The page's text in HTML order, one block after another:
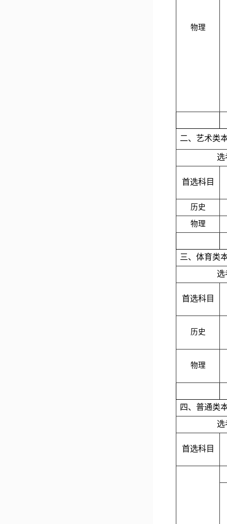
物理
二、艺术类
选
首选科目
历史
物理
三、体育类
选
首选科目
历史
物理
四、普通类
选
首选科目